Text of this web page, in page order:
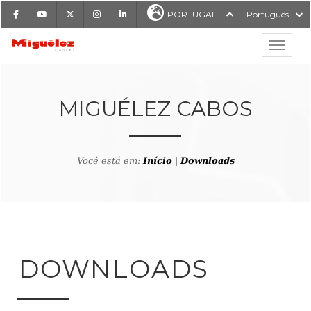
FacebookYoutube InstagramLinkedIn PORTUGAL Português
Miguélez Cabos
MIGUÉLEZ CABOS
Você está em:Início|Downloads
DOWNLOADS